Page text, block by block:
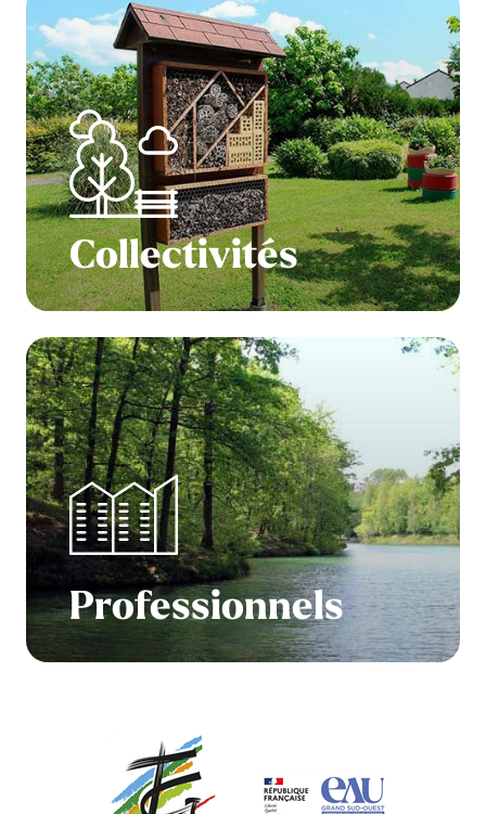
Collectivités
Professionnels